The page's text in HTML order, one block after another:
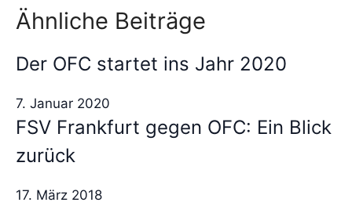
Ähnliche Beiträge
Der OFC startet ins Jahr 2020
7. Januar 2020
FSV Frankfurt gegen OFC: Ein Blick
zurück
17. März 2018